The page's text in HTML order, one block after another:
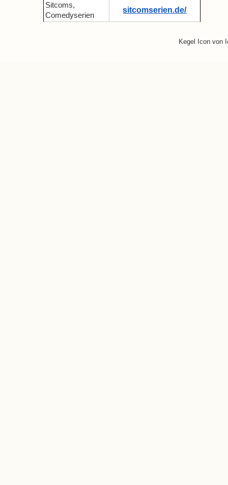
Sitcoms,
Comedyserien
sitcomserien.de/
Kegel Icon von